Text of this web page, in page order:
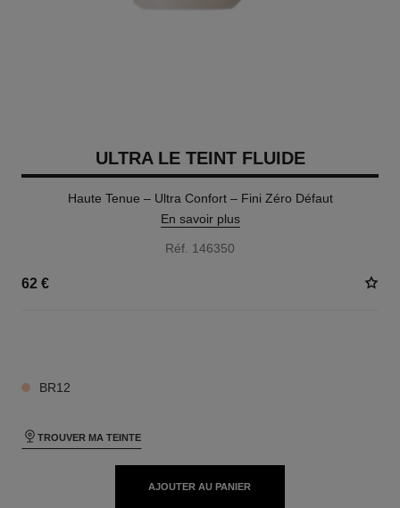
ULTRA LE TEINT FLUIDE
Haute Tenue – Ultra Confort – Fini Zéro Défaut
En savoir plus
Réf. 146350
62 €
BR12
TROUVER MA TEINTE
AJOUTER AU PANIER